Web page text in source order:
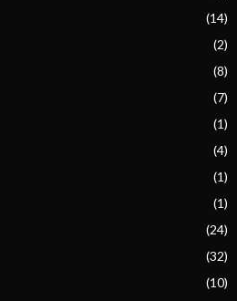
(14)
(2)
(8)
(7)
(1)
(4)
(1)
(1)
(24)
(32)
(10)